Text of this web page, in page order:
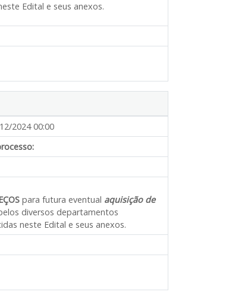
Edital e seus anexos.
2024 00:00
para futura eventual aquisição de
diversos departamentos
neste Edital e seus anexos.